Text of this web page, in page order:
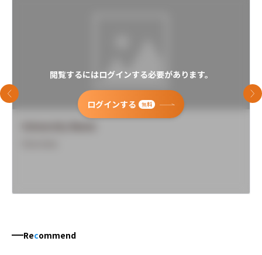
閲覧するにはログインする必要があります。
ログインする 無料
前のスライド 次
Recommend